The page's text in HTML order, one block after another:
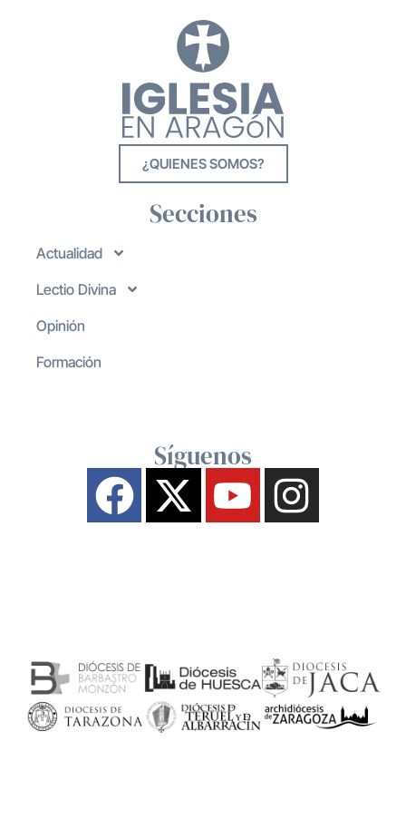
¿QUIENES SOMOS?
Secciones
Actualidad
Lectio Divina
Opinión
Formación
Síguenos